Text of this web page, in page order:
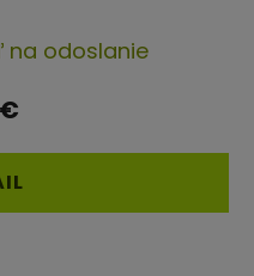
na odoslanie